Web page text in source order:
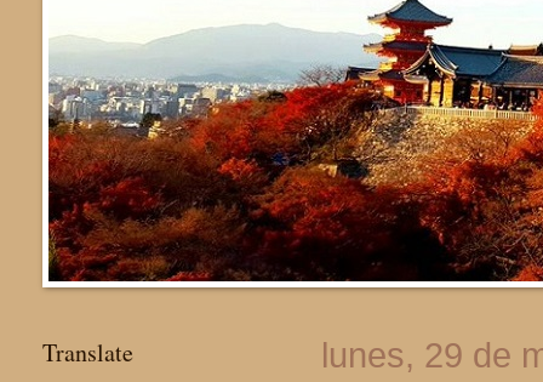
lunes, 29 de
Translate